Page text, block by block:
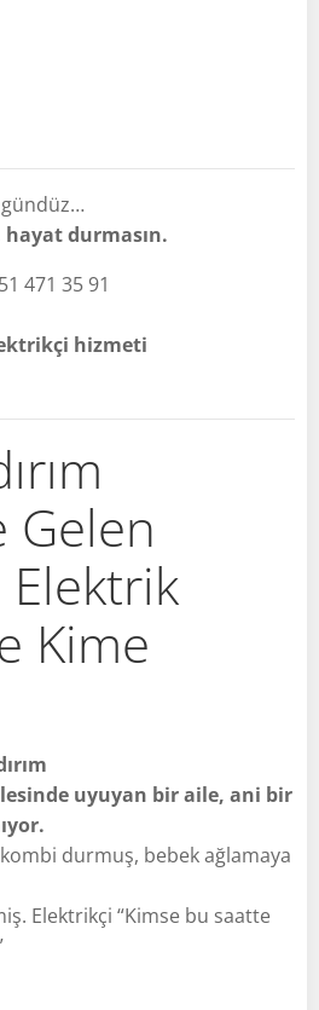
durmasın.
471 35 91
hizmeti
Gelen
Elektrik
Kime
uyuyan bir aile, ani bir
durmuş, bebek ağlamaya
Elektrikçi “Kimse bu saatte